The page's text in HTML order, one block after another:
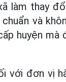
làm thay
và
huyện mà
với đơn vị